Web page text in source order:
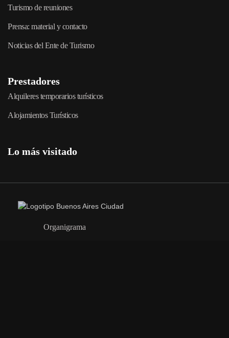
Turismo de reuniones
Prensa: material y contacto
Noticias del Ente de Turismo
Prestadores
Alquileres temporarios turísticos
Alojamientos Turísticos
Lo más visitado
Organigrama